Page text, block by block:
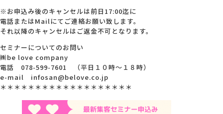
※お申込み後のキャンセルは前日17:00迄に
電話またはMailにてご連絡お願い致します。
それ以降のキャンセルはご返金不可となります。
セミナーについてのお問い
㈱be love company
電話 078-599-7601 （平日１０時～１８時）
e-mail infosan@belove.co.jp
＊＊＊＊＊＊＊＊＊＊＊＊＊＊＊＊＊＊＊